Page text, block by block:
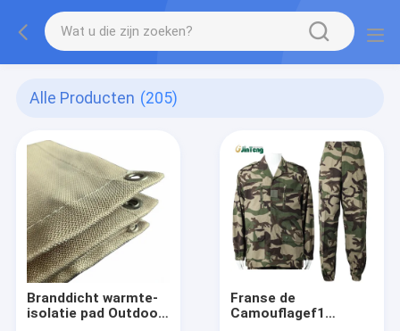
Alle Producten (205)
Branddicht warmte-
isolatie pad Outdoor
Franse de
Camouflagef1